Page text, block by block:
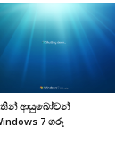
ආයුබෝවන්
7 ගරූ